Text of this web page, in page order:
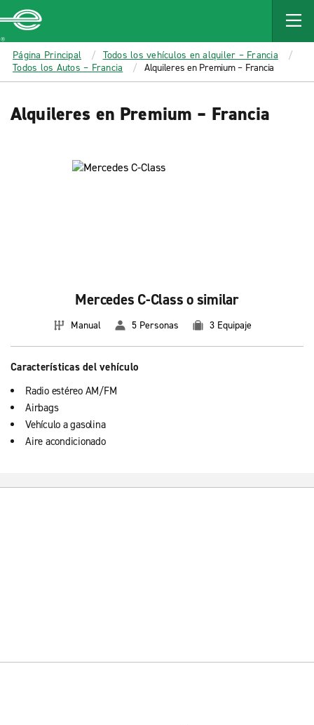
MAIN
CONTENT
Enterprise
Página Principal
Todos los vehículos en alquiler – Francia
Todos los Autos – Francia
Alquileres en Premium – Francia
Alquileres en Premium – Francia
Mercedes C-Class o similar
Manual 5 Personas 3 Equipaje
Características del vehículo
Radio estéreo AM/FM
Airbags
Vehículo a gasolina
Aire acondicionado